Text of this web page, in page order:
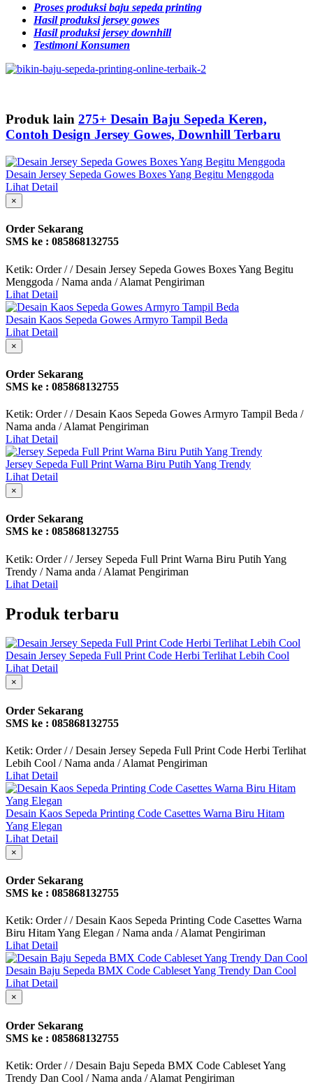
Proses produksi baju sepeda printing
Hasil produksi jersey gowes
Hasil produksi jersey downhill
Testimoni Konsumen
Produk lain 275+ Desain Baju Sepeda Keren,
Contoh Design Jersey Gowes, Downhill Terbaru
Desain Jersey Sepeda Gowes Boxes Yang Begitu Menggoda
Lihat Detail
×
Order Sekarang
SMS ke : 085868132755
Ketik: Order / / Desain Jersey Sepeda Gowes Boxes Yang Begitu
Menggoda / Nama anda / Alamat Pengiriman
Lihat Detail
Desain Kaos Sepeda Gowes Armyro Tampil Beda
Lihat Detail
×
Order Sekarang
SMS ke : 085868132755
Ketik: Order / / Desain Kaos Sepeda Gowes Armyro Tampil Beda /
Nama anda / Alamat Pengiriman
Lihat Detail
Jersey Sepeda Full Print Warna Biru Putih Yang Trendy
Lihat Detail
×
Order Sekarang
SMS ke : 085868132755
Ketik: Order / / Jersey Sepeda Full Print Warna Biru Putih Yang
Trendy / Nama anda / Alamat Pengiriman
Lihat Detail
Produk terbaru
Desain Jersey Sepeda Full Print Code Herbi Terlihat Lebih Cool
Lihat Detail
×
Order Sekarang
SMS ke : 085868132755
Ketik: Order / / Desain Jersey Sepeda Full Print Code Herbi Terlihat
Lebih Cool / Nama anda / Alamat Pengiriman
Lihat Detail
Desain Kaos Sepeda Printing Code Casettes Warna Biru Hitam
Yang Elegan
Lihat Detail
×
Order Sekarang
SMS ke : 085868132755
Ketik: Order / / Desain Kaos Sepeda Printing Code Casettes Warna
Biru Hitam Yang Elegan / Nama anda / Alamat Pengiriman
Lihat Detail
Desain Baju Sepeda BMX Code Cableset Yang Trendy Dan Cool
Lihat Detail
×
Order Sekarang
SMS ke : 085868132755
Ketik: Order / / Desain Baju Sepeda BMX Code Cableset Yang
Trendy Dan Cool / Nama anda / Alamat Pengiriman